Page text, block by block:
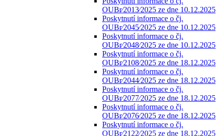
OUBr⁄2013⁄2025 ze dne 10.12.2025
Poskytnutí informace o čj.
OUBr⁄2045⁄2025 ze dne 10.12.2025
Poskytnutí informace o čj.
OUBr⁄2048⁄2025 ze dne 10.12.2025
Poskytnutí informace o čj.
OUBr⁄2108⁄2025 ze dne 18.12.2025
Poskytnutí informace o čj.
OUBr⁄2044⁄2025 ze dne 18.12.2025
Poskytnutí informace o čj.
OUBr⁄2077⁄2025 ze dne 18.12.2025
Poskytnutí informace o čj.
OUBr⁄2076⁄2025 ze dne 18.12.2025
Poskytnutí informace o čj.
OUBr⁄2122⁄2025 ze dne 18.12.2025